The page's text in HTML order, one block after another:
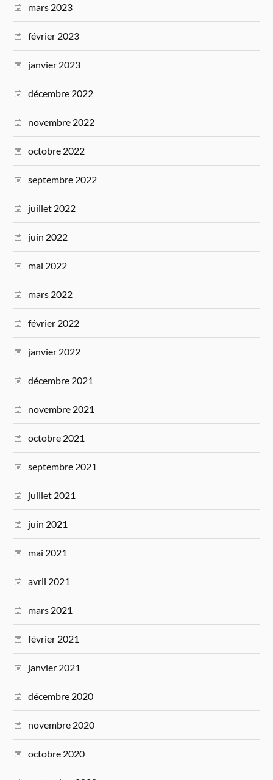
mars 2023
février 2023
janvier 2023
décembre 2022
novembre 2022
octobre 2022
septembre 2022
juillet 2022
juin 2022
mai 2022
mars 2022
février 2022
janvier 2022
décembre 2021
novembre 2021
octobre 2021
septembre 2021
juillet 2021
juin 2021
mai 2021
avril 2021
mars 2021
février 2021
janvier 2021
décembre 2020
novembre 2020
octobre 2020